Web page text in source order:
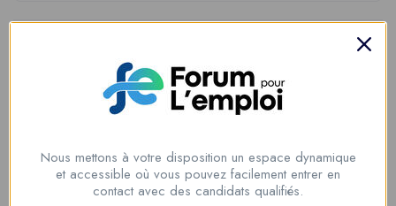
Soyez le premier à donner votre avis sur
“Logo Design Canada”
Informations du candidat
Nous mettons à votre disposition un espace dynamique
et accessible où vous pouvez facilement entrer en
contact avec des candidats qualifiés.